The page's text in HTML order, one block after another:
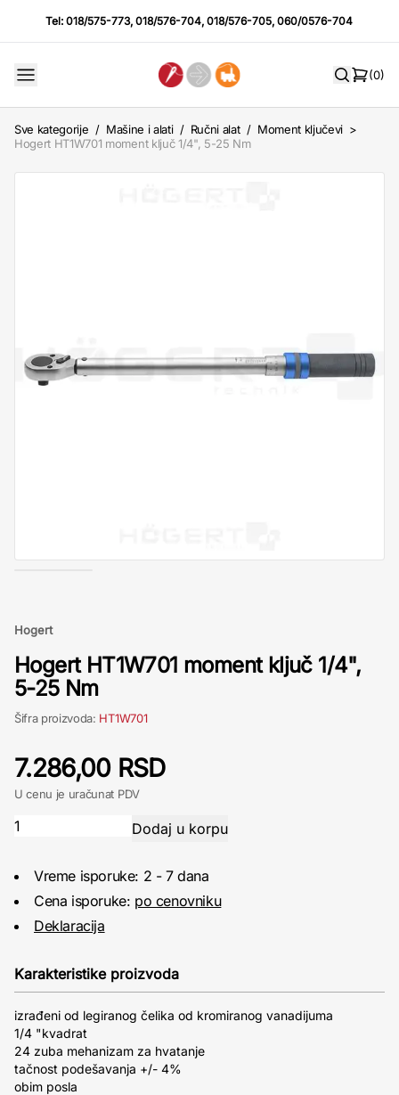
Tel:018/575-773,018/576-704,018/576-705,060/0576-704
(0)
Sve kategorije / Mašine i alati / Ručni alat / Moment ključevi >
Hogert HT1W701 moment ključ 1/4", 5-25 Nm
Hogert
Hogert HT1W701 moment ključ 1/4",
5-25 Nm
Šifra proizvoda: HT1W701
7.286,00 RSD
U cenu je uračunat PDV
Vreme isporuke: 2 - 7 dana
Cena isporuke: po cenovniku
Deklaracija
Karakteristike proizvoda
izrađeni od legiranog čelika od kromiranog vanadijuma
1/4 "kvadrat
24 zuba mehanizam za hvatanje
tačnost podešavanja +/- 4%
obim posla